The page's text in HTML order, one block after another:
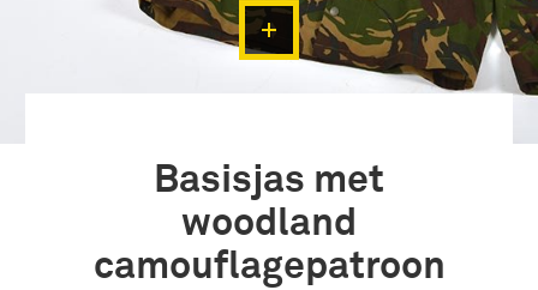
Basisjas met
woodland
camouflagepatroon